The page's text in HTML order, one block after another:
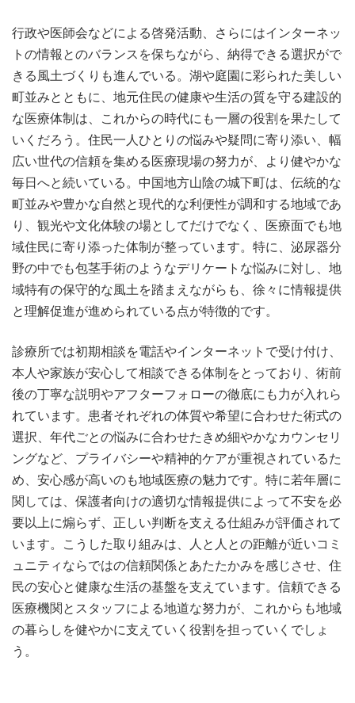
行政や医師会などによる啓発活動、さらにはインターネッ
トの情報とのバランスを保ちながら、納得できる選択がで
きる風土づくりも進んでいる。湖や庭園に彩られた美しい
町並みとともに、地元住民の健康や生活の質を守る建設的
な医療体制は、これからの時代にも一層の役割を果たして
いくだろう。住民一人ひとりの悩みや疑問に寄り添い、幅
広い世代の信頼を集める医療現場の努力が、より健やかな
毎日へと続いている。中国地方山陰の城下町は、伝統的な
町並みや豊かな自然と現代的な利便性が調和する地域であ
り、観光や文化体験の場としてだけでなく、医療面でも地
域住民に寄り添った体制が整っています。特に、泌尿器分
野の中でも包茎手術のようなデリケートな悩みに対し、地
域特有の保守的な風土を踏まえながらも、徐々に情報提供
と理解促進が進められている点が特徴的です。
診療所では初期相談を電話やインターネットで受け付け、
本人や家族が安心して相談できる体制をとっており、術前
後の丁寧な説明やアフターフォローの徹底にも力が入れら
れています。患者それぞれの体質や希望に合わせた術式の
選択、年代ごとの悩みに合わせたきめ細やかなカウンセリ
ングなど、プライバシーや精神的ケアが重視されているた
め、安心感が高いのも地域医療の魅力です。特に若年層に
関しては、保護者向けの適切な情報提供によって不安を必
要以上に煽らず、正しい判断を支える仕組みが評価されて
います。こうした取り組みは、人と人との距離が近いコミ
ュニティならではの信頼関係とあたたかみを感じさせ、住
民の安心と健康な生活の基盤を支えています。信頼できる
医療機関とスタッフによる地道な努力が、これからも地域
の暮らしを健やかに支えていく役割を担っていくでしょ
う。